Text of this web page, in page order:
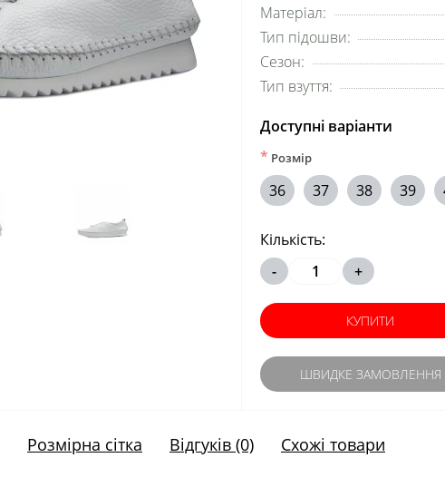
Матеріал:
Тип підошви:
Сезон:
Тип взуття:
Доступні варіанти
* Розмір
36 37 38 39
Кількість:
-
+
КУПИТИ
ШВИДКЕ ЗАМОВЛЕННЯ
Розмірна сітка Відгуків (0) Схожі товари